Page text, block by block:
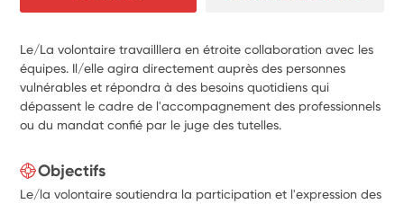
Le/La volontaire travailllera en étroite collaboration avec les
équipes. Il/elle agira directement auprès des personnes
vulnérables et répondra à des besoins quotidiens qui
dépassent le cadre de l'accompagnement des professionnels
ou du mandat confié par le juge des tutelles.
Objectifs
Le/la volontaire soutiendra la participation et l'expression des